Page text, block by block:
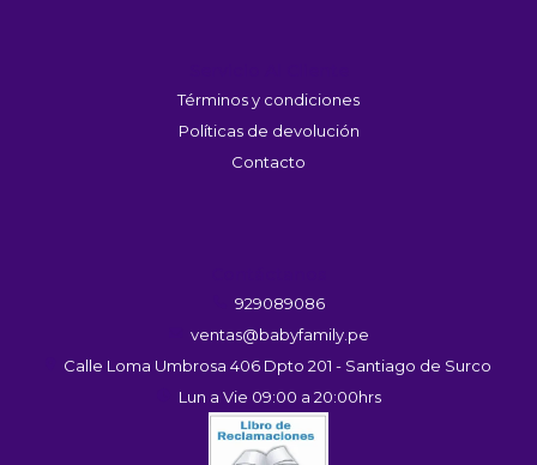
Términos y condiciones
Políticas de devolución
Contacto
929089086
ventas@babyfamily.pe
Calle Loma Umbrosa 406 Dpto 201 - Santiago de Surco
Lun a Vie 09:00 a 20:00hrs